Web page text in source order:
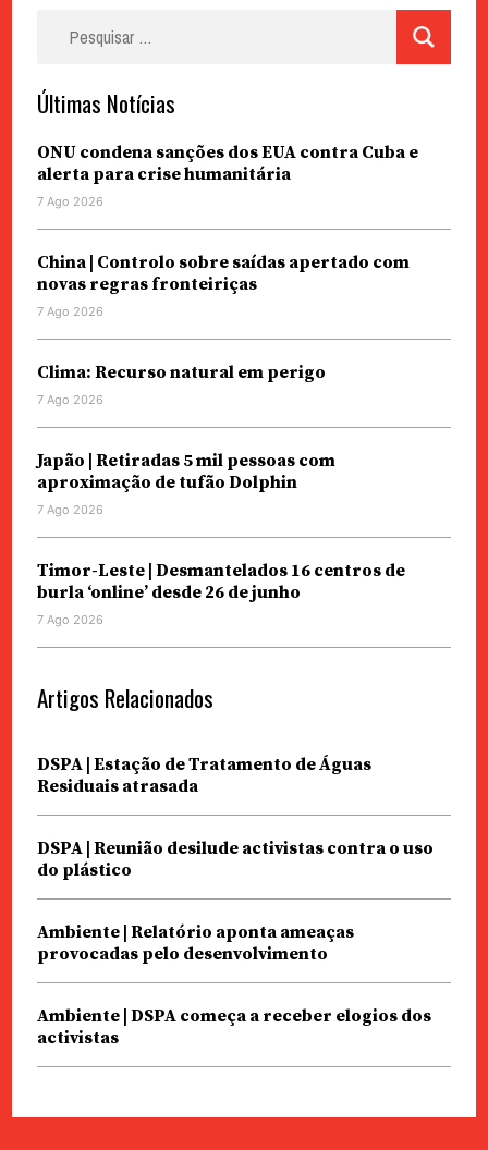
Últimas Notícias
ONU condena sanções dos EUA contra Cuba e
alerta para crise humanitária
7 Ago 2026
China | Controlo sobre saídas apertado com
novas regras fronteiriças
7 Ago 2026
Clima: Recurso natural em perigo
7 Ago 2026
Japão | Retiradas 5 mil pessoas com
aproximação de tufão Dolphin
7 Ago 2026
Timor-Leste | Desmantelados 16 centros de
burla ‘online’ desde 26 de junho
7 Ago 2026
Artigos Relacionados
DSPA | Estação de Tratamento de Águas
Residuais atrasada
DSPA | Reunião desilude activistas contra o uso
do plástico
Ambiente | Relatório aponta ameaças
provocadas pelo desenvolvimento
Ambiente | DSPA começa a receber elogios dos
activistas